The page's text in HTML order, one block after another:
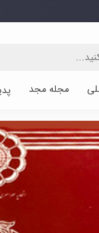
مجله مجد